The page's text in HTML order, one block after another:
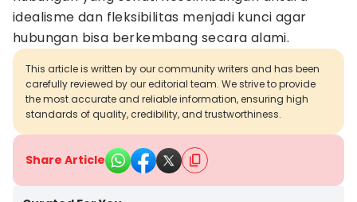
idealisme dan fleksibilitas menjadi kunci agar
hubungan bisa berkembang secara alami.
This article is written by our community writers and has been
carefully reviewed by our editorial team. We strive to provide
the most accurate and reliable information, ensuring high
standards of quality, credibility, and trustworthiness.
Share Article